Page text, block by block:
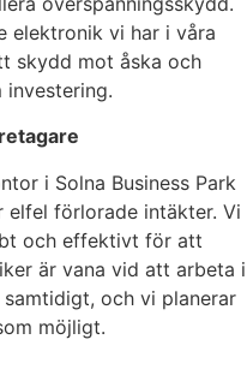
elektronik vi har i våra
skydd mot åska och
investering.
i Solna Business Park
elfel förlorade intäkter. Vi
och effektivt för att
är vana vid att arbeta i
och vi planerar
möjligt.